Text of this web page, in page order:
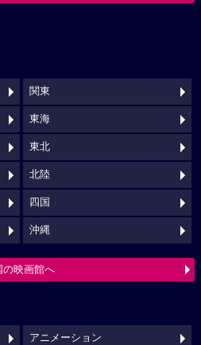
関東
東海
東北
北陸
四国
沖縄
の映画館へ
アニメーション